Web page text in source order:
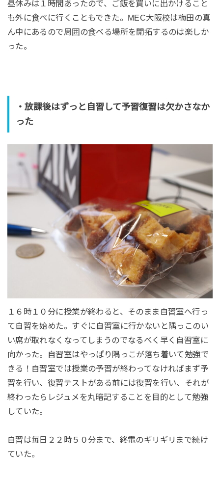
昼休みは１時間あったので、ご飯を買いに出かけること
も外に食べに行くこともできた。MEC大阪校は梅田の真
ん中にあるので周囲の食べる場所を開拓するのは楽しか
った。
・放課後はずっと自習して予習復習は欠かさなか
った
１６時１０分に授業が終わると、そのまま自習室へ行っ
て自習を始めた。すぐに自習室に行かないと隅っこのい
い席が取れなくなってしまうのでなるべく早く自習室に
向かった。自習室はやっぱり隅っこが落ち着いて勉強で
きる！自習室では授業の予習が終わってなければまず予
習を行い、復習テストがある前には復習を行い、それが
終わったらレジュメを丸暗記することを目的として勉強
していた。
自習は毎日２２時５０分まで、終電のギリギリまで続け
ていた。